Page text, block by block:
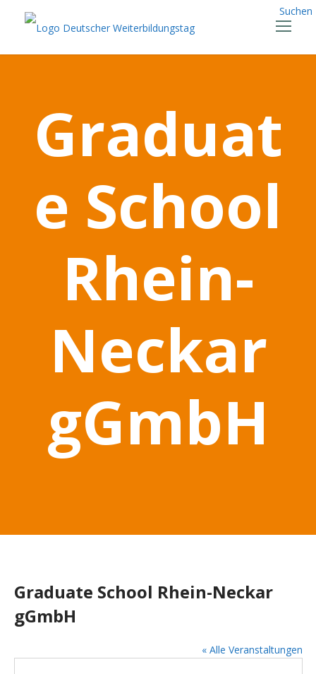
Suchen
Graduat
e School
Rhein-
Neckar
gGmbH
Graduate School Rhein-Neckar
gGmbH
« Alle Veranstaltungen